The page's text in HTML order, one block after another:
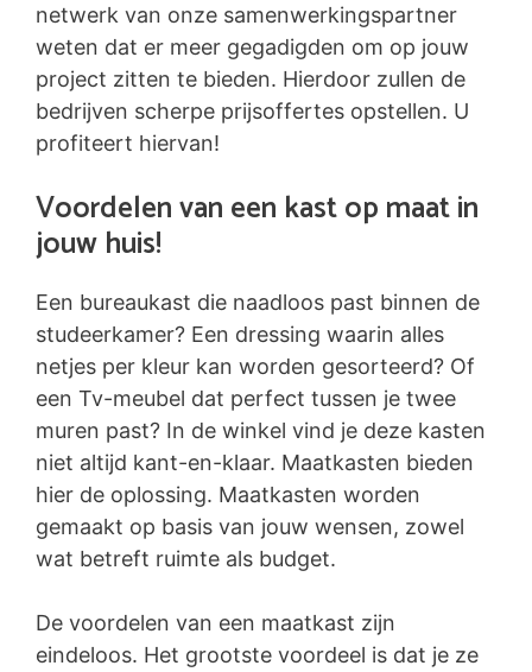
netwerk van onze samenwerkingspartner
weten dat er meer gegadigden om op jouw
project zitten te bieden. Hierdoor zullen de
bedrijven scherpe prijsoffertes opstellen. U
profiteert hiervan!
Voordelen van een kast op maat in
jouw huis!
Een bureaukast die naadloos past binnen de
studeerkamer? Een dressing waarin alles
netjes per kleur kan worden gesorteerd? Of
een Tv-meubel dat perfect tussen je twee
muren past? In de winkel vind je deze kasten
niet altijd kant-en-klaar. Maatkasten bieden
hier de oplossing. Maatkasten worden
gemaakt op basis van jouw wensen, zowel
wat betreft ruimte als budget.
De voordelen van een maatkast zijn
eindeloos. Het grootste voordeel is dat je ze